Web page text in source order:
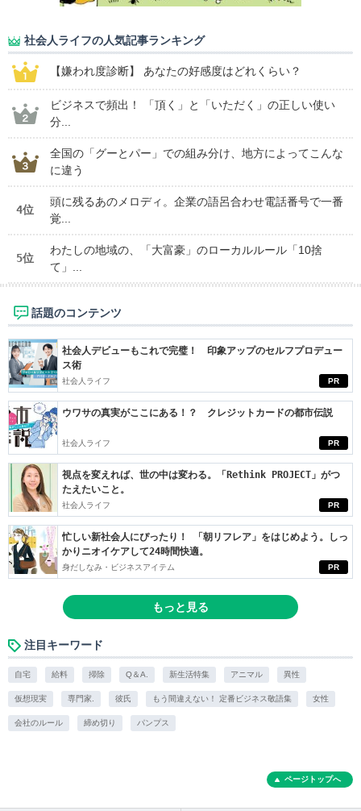
社会人ライフの人気記事ランキング
【嫌われ度診断】 あなたの好感度はどれくらい？
ビジネスで頻出！ 「頂く」と「いただく」の正しい使い
分...
全国の「グーとパー」での組み分け、地方によってこんな
に違う
4位
頭に残るあのメロディ。企業の語呂合わせ電話番号で一番
覚...
5位
わたしの地域の、「大富豪」のローカルルール「10捨
て」...
話題のコンテンツ
PR
社会人デビューもこれで完璧！ 印象アップのセルフプロデュー
ス術
社会人ライフ
PR
ウワサの真実がここにある！？ クレジットカードの都市伝説
社会人ライフ
PR
視点を変えれば、世の中は変わる。「Rethink PROJECT」がつ
たえたいこと。
社会人ライフ
PR
忙しい新社会人にぴったり！ 「朝リフレア」をはじめよう。しっ
かりニオイケアして24時間快適。
身だしなみ・ビジネスアイテム
もっと見る
注目キーワード
自宅 給料 掃除 Q＆A. 新生活特集 アニマル 異性
仮想現実 専門家. 彼氏 もう間違えない！ 定番ビジネス敬語集 女性
会社のルール 締め切り パンプス
ページトップへ